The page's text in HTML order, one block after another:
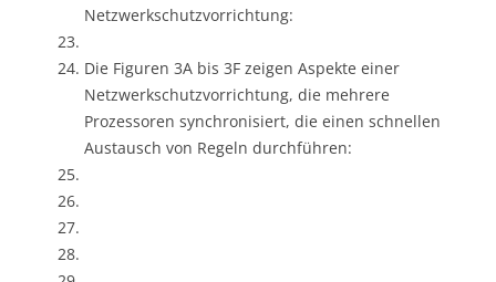
Netzwerkschutzvorrichtung:
Die Figuren 3A bis 3F zeigen Aspekte einer
Netzwerkschutzvorrichtung, die mehrere
Prozessoren synchronisiert, die einen schnellen
Austausch von Regeln durchführen: